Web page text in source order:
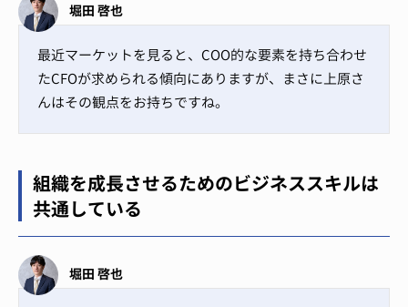
堀田 啓也
最近マーケットを見ると、COO的な要素を持ち合わせ
たCFOが求められる傾向にありますが、まさに上原さ
んはその観点をお持ちですね。
組織を成長させるためのビジネススキルは
共通している
堀田 啓也